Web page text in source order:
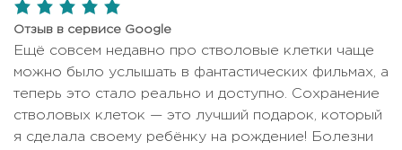
5,0
rating
Отзыв в сервисе Google
Ещё совсем недавно про стволовые клетки чаще
можно было услышать в фантастических фильмах, а
теперь это стало реально и доступно. Сохранение
стволовых клеток — это лучший подарок, который
я сделала своему ребёнку на рождение! Болезни